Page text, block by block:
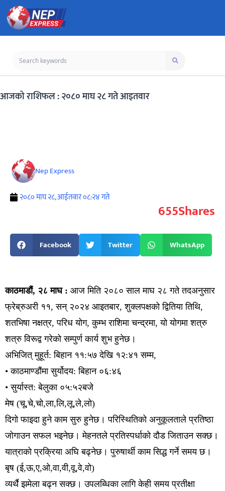
आजको राशिफल : २०८० माघ २८ गते आइतवार
Nep Express
२०८० माघ २८, आईतवार ०८:२४ गते
Shares
655
Facebook Twitter WhatsApp
काठमाडौं, २८ माघ : आज मिति २०८० साल माघ २८ गते तदअनुसार
फ्रेब्रुअरी ११, सन् २०२४ आइतबार, शुक्लपक्षको द्वितिया तिथि,
शतभिषा नक्षत्र, परिध योग, कुम्भ राशिमा चन्द्रमा, यो योगमा शत्रु
शत्रु विरूद्व गरेको सम्पुर्ण कार्य शुभ हुनेछ।
अभिजित् मुहूर्त: बिहान ११:५७ देखि १२:४१ सम्म,
• काठमाण्डौंमा सुर्योदय: बिहान ०६:४६
• सुर्यास्त: बेलुका ०५:५२बजे
मेष (चू,चे,चो,ला,लि,लू,ले,लो)
दिगो फाइदा हुने काम सुरु हुनेछ। परिस्थितिको अनुकूलताले प्रतिष्ठा
जोगाउन सफल भइनेछ। मेहनतले प्रतिस्पर्धाको दौड जिताउन सक्छ।
यात्राको प्रक्रिया अघि बढ्नेछ। पुरुषार्थी काम सिद्ध गर्ने समय छ।
बृष (ई,ऊ,ए,ओ,वा,वी,वू,वे,वो)
व्यर्थै झमेला बढ्न सक्छ। उपलब्धिका लागि केही समय प्रतीक्षा